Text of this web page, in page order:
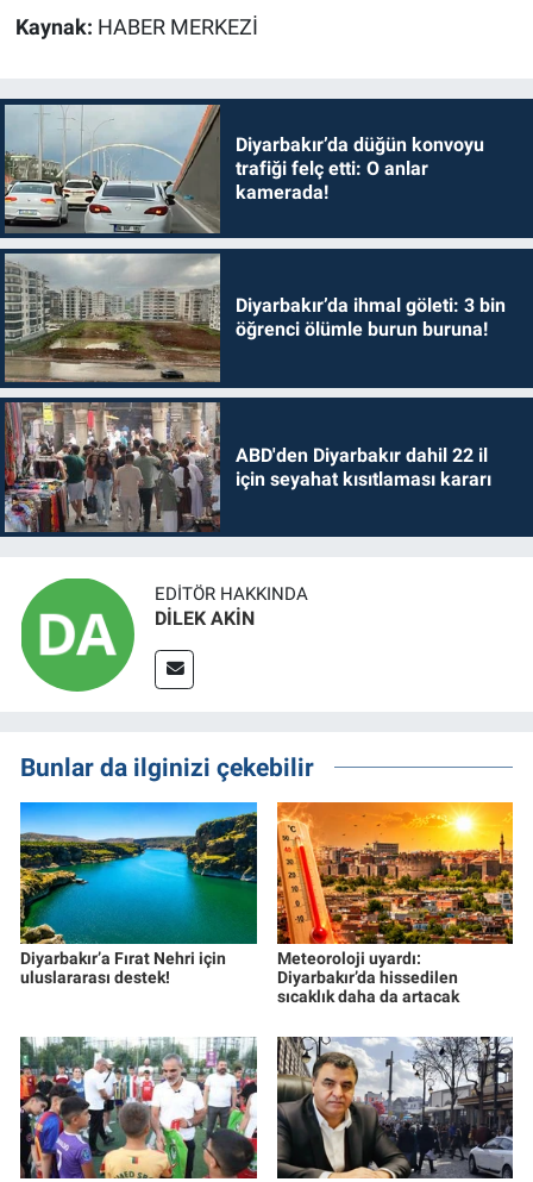
Kaynak: HABER MERKEZİ
Diyarbakır’da düğün konvoyu
trafiği felç etti: O anlar
kamerada!
Diyarbakır’da ihmal göleti: 3 bin
öğrenci ölümle burun buruna!
ABD'den Diyarbakır dahil 22 il
için seyahat kısıtlaması kararı
EDITÖR HAKKINDA
DİLEK AKİN
Bunlar da ilginizi çekebilir
Diyarbakır’a Fırat Nehri için
uluslararası destek!
Meteoroloji uyardı:
Diyarbakır’da hissedilen
sıcaklık daha da artacak